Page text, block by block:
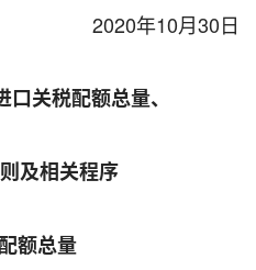
2020年10月30日
关税配额总量、
及相关程序
额总量